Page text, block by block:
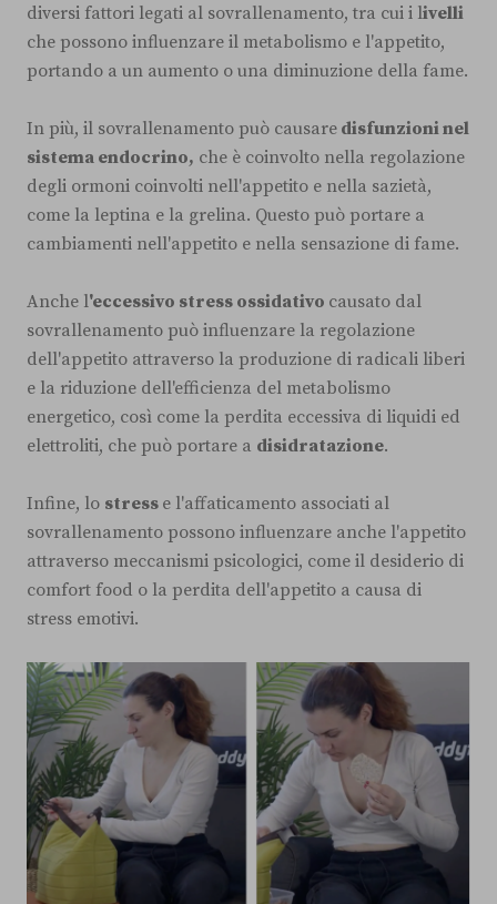
diversi fattori legati al sovrallenamento, tra cui i livelli
che possono influenzare il metabolismo e l'appetito,
portando a un aumento o una diminuzione della fame.
In più, il sovrallenamento può causare disfunzioni nel
sistema endocrino, che è coinvolto nella regolazione
degli ormoni coinvolti nell'appetito e nella sazietà,
come la leptina e la grelina. Questo può portare a
cambiamenti nell'appetito e nella sensazione di fame.
Anche l'eccessivo stress ossidativo causato dal
sovrallenamento può influenzare la regolazione
dell'appetito attraverso la produzione di radicali liberi
e la riduzione dell'efficienza del metabolismo
energetico, così come la perdita eccessiva di liquidi ed
elettroliti, che può portare a disidratazione.
Infine, lo stress e l'affaticamento associati al
sovrallenamento possono influenzare anche l'appetito
attraverso meccanismi psicologici, come il desiderio di
comfort food o la perdita dell'appetito a causa di
stress emotivi.